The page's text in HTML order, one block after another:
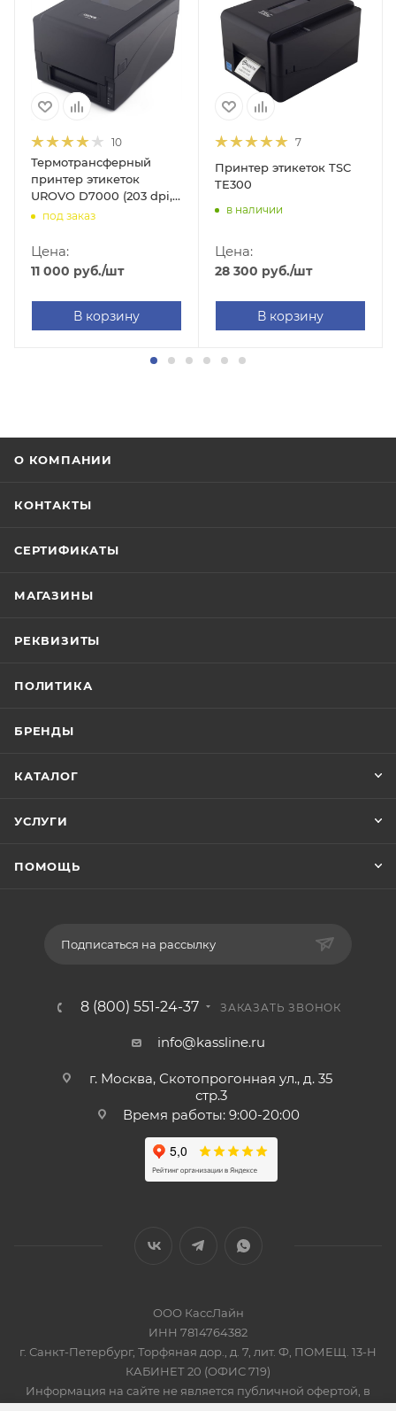
10
Термотрансферный
принтер этикеток
UROVO D7000 (203 dpi,
USB/RS-232/LPT, арт.
под заказ
Цена:
11 000 руб./шт
В корзину
7
Принтер этикеток TSC
TE300
в наличии
Цена:
28 300 руб./шт
В корзину
О КОМПАНИИ
КОНТАКТЫ
СЕРТИФИКАТЫ
МАГАЗИНЫ
РЕКВИЗИТЫ
ПОЛИТИКА
БРЕНДЫ
КАТАЛОГ
УСЛУГИ
ПОМОЩЬ
Подписаться на рассылку
8 (800) 551-24-37 ЗАКАЗАТЬ ЗВОНОК
info@kassline.ru
г. Москва, Скотопрогонная ул., д. 35
стр.3
Время работы: 9:00-20:00
ООО КассЛайн
ИНН 7814764382
г. Санкт-Петербург, Торфяная дор., д. 7, лит. Ф, ПОМЕЩ. 13-Н
КАБИНЕТ 20 (ОФИС 719)
Информация на сайте не является публичной офертой, в